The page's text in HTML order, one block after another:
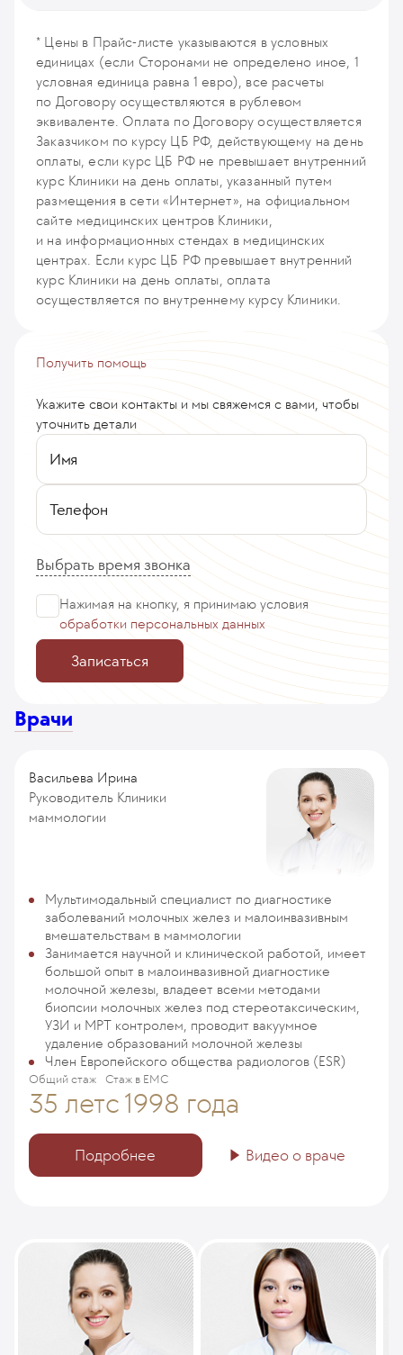
MRI122
* Цены в Прайс-листе указываются в условных
единицах (если Сторонами не определено иное, 1
условная единица равна 1 евро), все расчеты
по Договору осуществляются в рублевом
эквиваленте. Оплата по Договору осуществляется
Заказчиком по курсу ЦБ РФ, действующему на день
оплаты, если курс ЦБ РФ не превышает внутренний
курс Клиники на день оплаты, указанный путем
размещения в сети «Интернет», на официальном
сайте медицинских центров Клиники,
и на информационных стендах в медицинских
центрах. Если курс ЦБ РФ превышает внутренний
курс Клиники на день оплаты, оплата
осуществляется по внутреннему курсу Клиники.
Получить помощь
Укажите свои контакты и мы свяжемся с вами, чтобы
уточнить детали
Имя
Телефон
Выбрать время звонка
Нажимая на кнопку, я принимаю условия
обработки персональных данных
Записаться
Врачи
Васильева Ирина
Руководитель Клиники
маммологии
Мультимодальный специалист по диагностике
заболеваний молочных желез и малоинвазивным
вмешательствам в маммологии
Занимается научной и клинической работой, имеет
большой опыт в малоинвазивной диагностике
молочной железы, владеет всеми методами
биопсии молочных желез под стереотаксическим,
УЗИ и МРТ контролем, проводит вакуумное
удаление образований молочной железы
Член Европейского общества радиологов (ESR)
Общий стаж
35 лет
Стаж в ЕМС
с 1998 года
Подробнее Видео о враче